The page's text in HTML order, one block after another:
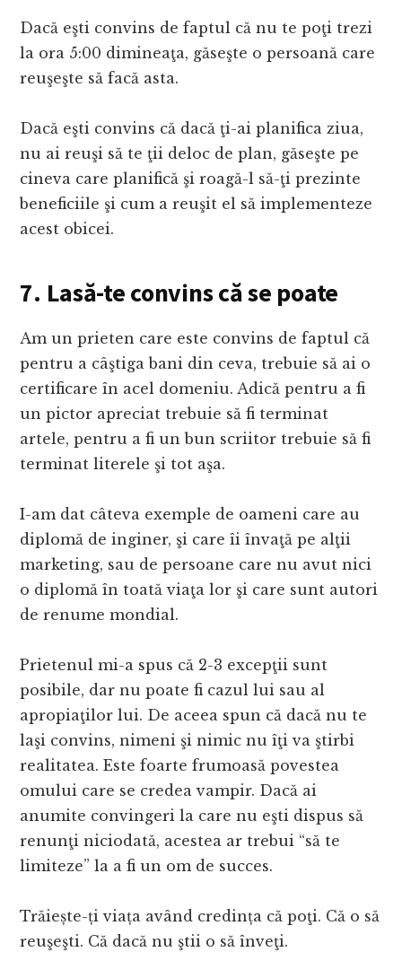
Dacă eşti convins de faptul că nu te poţi trezi
la ora 5:00 dimineaţa, găseşte o persoană care
reuşeşte să facă asta.
Dacă eşti convins că dacă ţi-ai planifica ziua,
nu ai reuşi să te ţii deloc de plan, găseşte pe
cineva care planifică şi roagă-l să-ţi prezinte
beneficiile şi cum a reuşit el să implementeze
acest obicei.
7. Lasă-te convins că se poate
Am un prieten care este convins de faptul că
pentru a câştiga bani din ceva, trebuie să ai o
certificare în acel domeniu. Adică pentru a fi
un pictor apreciat trebuie să fi terminat
artele, pentru a fi un bun scriitor trebuie să fi
terminat literele şi tot aşa.
I-am dat câteva exemple de oameni care au
diplomă de inginer, şi care îi învaţă pe alţii
marketing, sau de persoane care nu avut nici
o diplomă în toată viaţa lor şi care sunt autori
de renume mondial.
Prietenul mi-a spus că 2-3 excepţii sunt
posibile, dar nu poate fi cazul lui sau al
apropiaţilor lui. De aceea spun că dacă nu te
laşi convins, nimeni şi nimic nu îţi va ştirbi
realitatea. Este foarte frumoasă povestea
omului care se credea vampir. Dacă ai
anumite convingeri la care nu eşti dispus să
renunţi niciodată, acestea ar trebui “să te
limiteze” la a fi un om de succes.
Trăiește-ți viața având credința că poţi. Că o să
reuşeşti. Că dacă nu ştii o să înveţi.